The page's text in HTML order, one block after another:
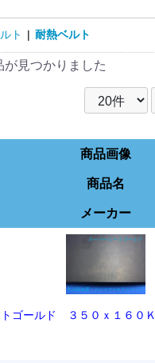
ト | 耐熱ベルト
が見つかりました
商品画像
商品名
メーカー
ゴールド ３５０ｘ１６０Ｋ